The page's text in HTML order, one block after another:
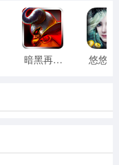
暗黑再临-战神之怒